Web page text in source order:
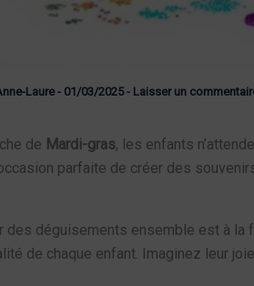
Laure- 01/03/2025- Laisser un
de Mardi-gras, les enfants
parfaite de créer des
des déguisements ensemble est à la
de chaque enfant. Imaginez leur